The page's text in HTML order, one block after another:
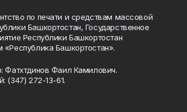
по печати и средствам массовой
Башкортостан, Государственное
Республики Башкортостан
«Республика Башкортостан».
Фатхтдинов Фаил Камилович.
(347) 272-13-61.